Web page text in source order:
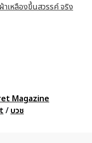
าเหลืองขึ้นสวรรค์ จริง
Magazine
/ บวช